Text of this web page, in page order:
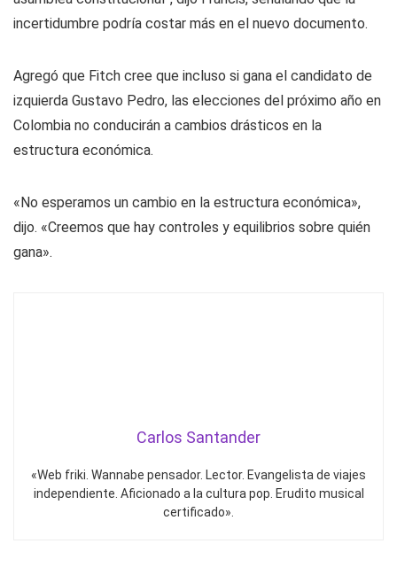
incertidumbre podría costar más en el nuevo documento.
Agregó que Fitch cree que incluso si gana el candidato de
izquierda Gustavo Pedro, las elecciones del próximo año en
Colombia no conducirán a cambios drásticos en la
estructura económica.
«No esperamos un cambio en la estructura económica»,
dijo. «Creemos que hay controles y equilibrios sobre quién
gana».
Carlos Santander
«Web friki. Wannabe pensador. Lector. Evangelista de viajes
independiente. Aficionado a la cultura pop. Erudito musical
certificado».